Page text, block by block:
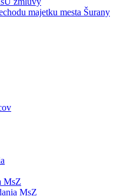
majetku mesta Šurany
MsZ
MsZ